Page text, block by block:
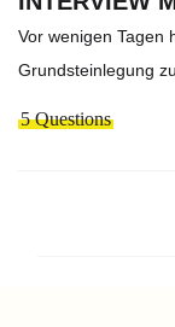
Vor wenigen Tagen
Grundsteinlegung
5 Questions